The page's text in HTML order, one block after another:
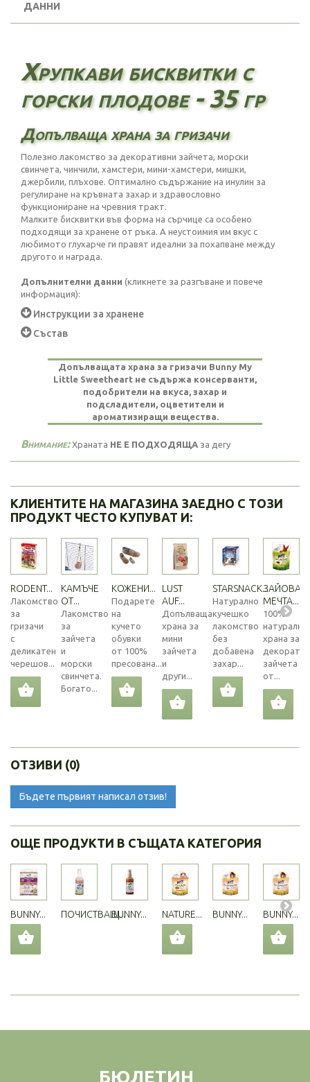
ДАННИ
Хрупкави бисквитки с
горски плодове - 35 гр
Допълваща храна за гризачи
Полезно лакомство за декоративни зайчета, морски
свинчета, чинчили, хамстери, мини-хамстери, мишки,
джербили, плъхове. Оптимално съдържание на инулин за
регулиране на кръвната захар и здравословно
функциониране на чревния тракт.
Малките бисквитки във форма на сърчице са особено
подходящи за хранене от ръка. А неустоимия им вкус с
любимото глухарче ги правят идеални за похапване между
другото и награда.
Допълнителни данни (кликнете за разгъване и повече
информация):
Инструкции за хранене
Състав
Допълващата храна за гризачи Bunny My
Little Sweetheart не съдържа консерванти,
подобрители на вкуса, захар и
подсладители, оцветители и
ароматизиращи вещества.
Внимание:Храната НЕ Е ПОДХОДЯЩА за дегу
КЛИЕНТИТЕ НА МАГАЗИНА ЗАЕДНО С ТОЗИ
ПРОДУКТ ЧЕСТО КУПУВАТ И:
RODENT...
Лакомство
за
гризачи
с
деликатен
черешов...
КАМЪЧЕ
ОТ...
Лакомство
за
зайчета
и
морски
свинчета.
Богато...
КОЖЕНИ...
Подарете
на
кучето
обувки
от 100%
пресована...
LUST
AUF...
Допълваща
храна за
мини
зайчета
и
други...
STARSNACK...
Натурално
кучешко
лакомство
без
добавена
захар...
ЗАЙОВА
МЕЧТА...
100%
натурална
храна за
зайчета
от...
ОТЗИВИ (0)
Бъдете първият написал отзив!
ОЩЕ ПРОДУКТИ В СЪЩАТА КАТЕГОРИЯ
BUNNY... ПОЧИСТВАЩ...BUNNY... NATURE... BUNNY... BUNNY...
БЮЛЕТИН